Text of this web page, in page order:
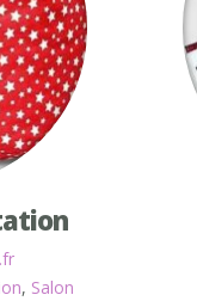
, Salon